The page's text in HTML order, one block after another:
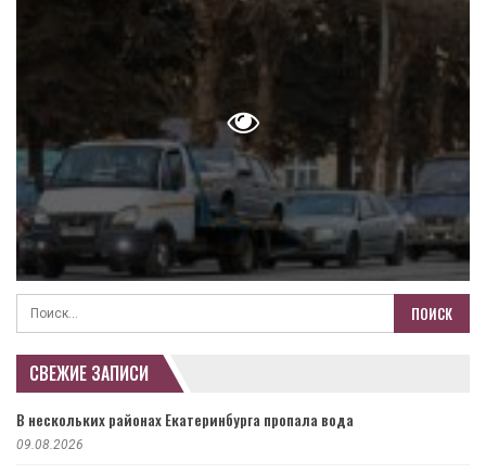
СВЕЖИЕ ЗАПИСИ
В нескольких районах Екатеринбурга пропала вода
09.08.2026